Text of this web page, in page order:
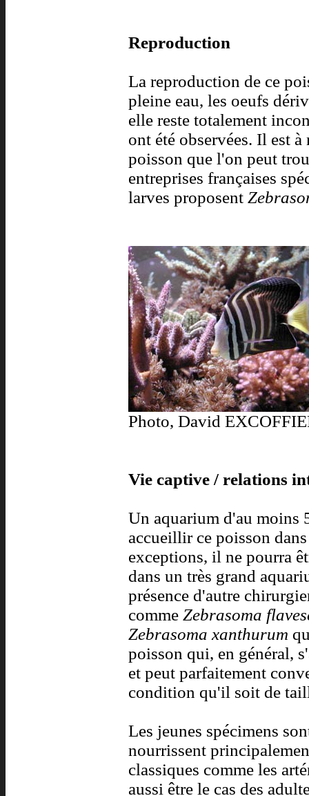
Reproduction
La reproduction de ce
pleine eau, les oeufs
elle reste totalement
ont été observées. Il est
poisson que l'on peut
entreprises françaises
larves proposent
Photo, David
Vie captive / relations
Un aquarium d'au moins
accueillir ce poisson
exceptions, il ne pourra
dans un très grand
présence d'autre
comme Zebrasoma
Zebrasoma xanthurum
poisson qui, en général,
et peut parfaitement
condition qu'il soit de
Les jeunes spécimens
nourrissent
classiques comme les
aussi être le cas des